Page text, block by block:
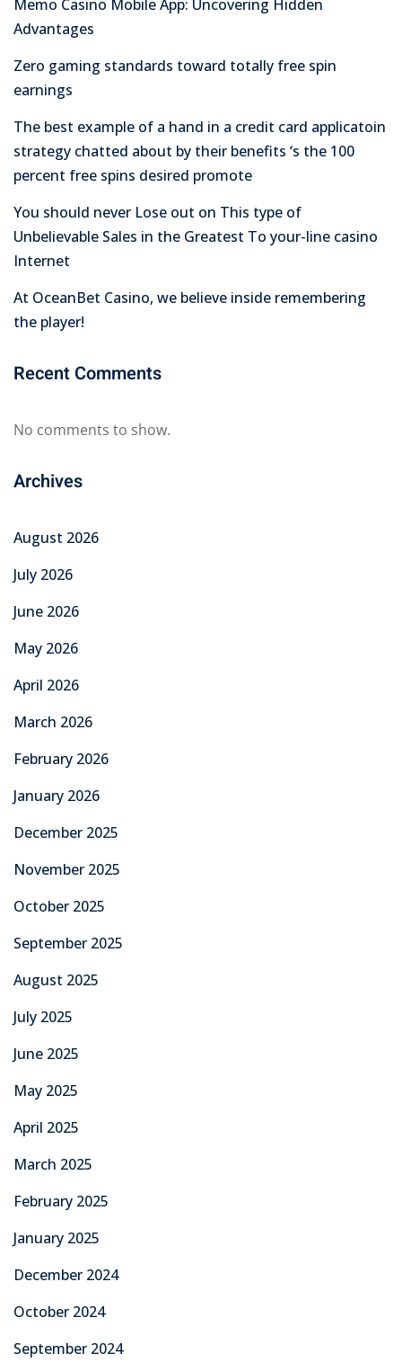
Memo Casino Mobile App: Uncovering Hidden
Advantages
Zero gaming standards toward totally free spin
earnings
The best example of a hand in a credit card applicatoin
strategy chatted about by their benefits ‘s the 100
percent free spins desired promote
You should never Lose out on This type of
Unbelievable Sales in the Greatest To your-line casino
Internet
At OceanBet Casino, we believe inside remembering
the player!
Recent Comments
No comments to show.
Archives
August 2026
July 2026
June 2026
May 2026
April 2026
March 2026
February 2026
January 2026
December 2025
November 2025
October 2025
September 2025
August 2025
July 2025
June 2025
May 2025
April 2025
March 2025
February 2025
January 2025
December 2024
October 2024
September 2024